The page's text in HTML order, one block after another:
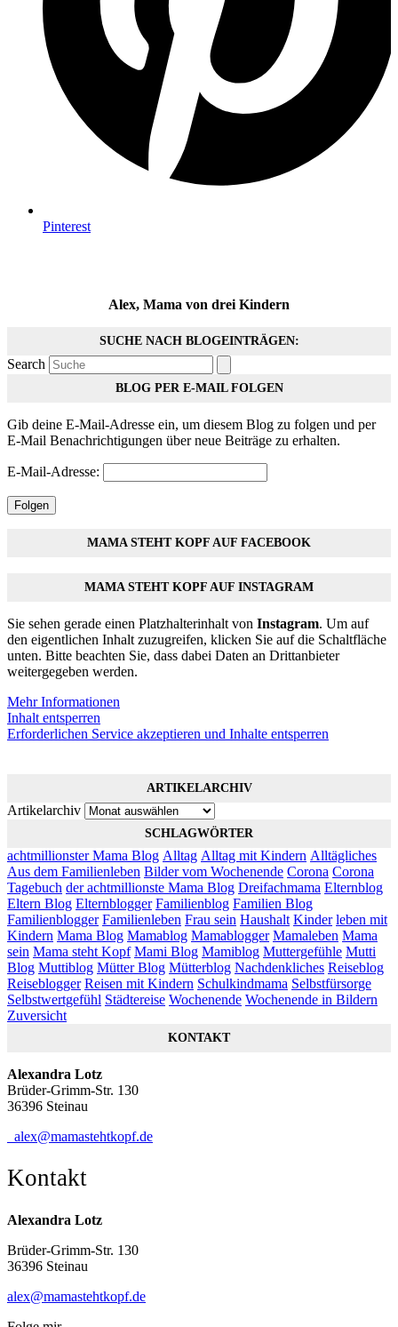
Pinterest
Alex, Mama von drei Kindern
SUCHE NACH BLOGEINTRÄGEN:
Search
BLOG PER E-MAIL FOLGEN
Gib deine E-Mail-Adresse ein, um diesem Blog zu folgen und per
E-Mail Benachrichtigungen über neue Beiträge zu erhalten.
E-Mail-Adresse:
Folgen
MAMA STEHT KOPF AUF FACEBOOK
MAMA STEHT KOPF AUF INSTAGRAM
Sie sehen gerade einen Platzhalterinhalt von Instagram. Um auf
den eigentlichen Inhalt zuzugreifen, klicken Sie auf die Schaltfläche
unten. Bitte beachten Sie, dass dabei Daten an Drittanbieter
weitergegeben werden.
Mehr Informationen
Inhalt entsperren
Erforderlichen Service akzeptieren und Inhalte entsperren
ARTIKELARCHIV
Artikelarchiv
SCHLAGWÖRTER
achtmillionster Mama Blog Alltag Alltag mit Kindern Alltägliches
Aus dem Familienleben Bilder vom Wochenende Corona Corona
Tagebuch der achtmillionste Mama Blog Dreifachmama Elternblog
Eltern Blog Elternblogger Familienblog Familien Blog
Familienblogger Familienleben Frau sein Haushalt Kinder leben mit
Kindern Mama Blog Mamablog Mamablogger Mamaleben Mama
sein Mama steht Kopf Mami Blog Mamiblog Muttergefühle Mutti
Blog Muttiblog Mütter Blog Mütterblog Nachdenkliches Reiseblog
Reiseblogger Reisen mit Kindern Schulkindmama Selbstfürsorge
Selbstwertgefühl Städtereise Wochenende Wochenende in Bildern
Zuversicht
KONTAKT
Alexandra Lotz
Brüder-Grimm-Str. 130
36396 Steinau
alex@mamastehtkopf.de
Kontakt
Alexandra Lotz
Brüder-Grimm-Str. 130
36396 Steinau
alex@mamastehtkopf.de